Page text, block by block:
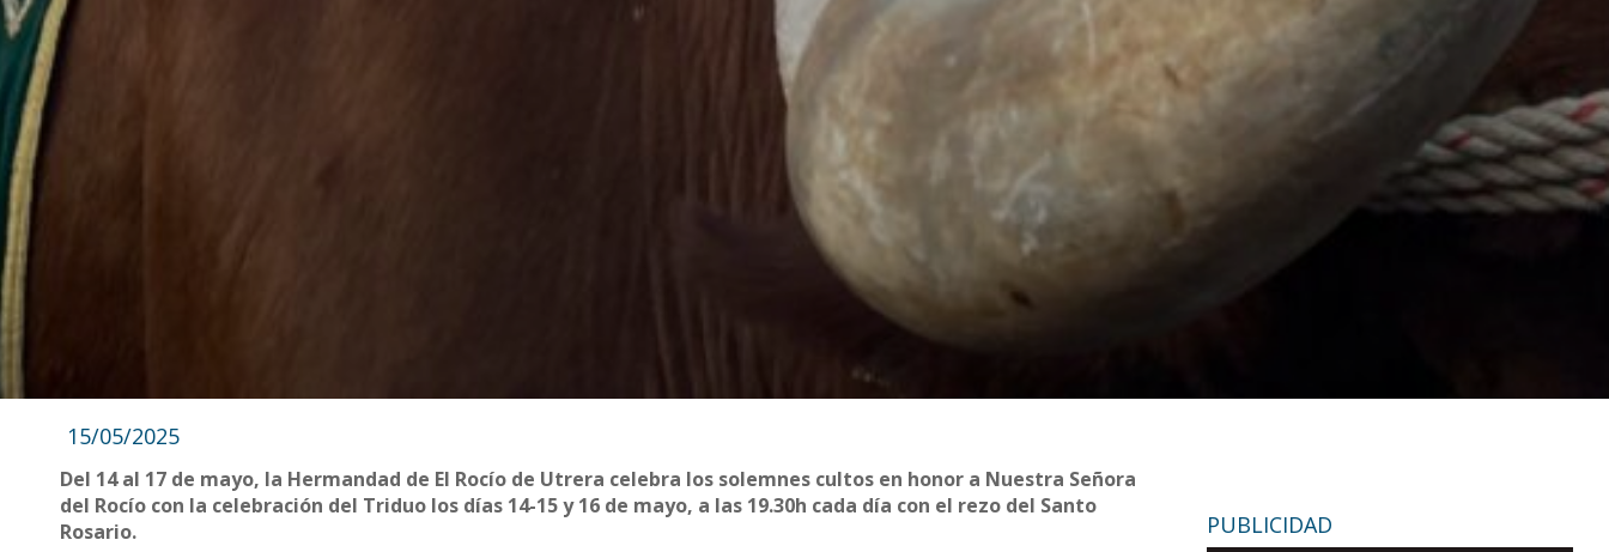
15/05/2025
Del 14 al 17 de mayo, la Hermandad de El Rocío de Utrera celebra los solemnes cultos en honor a Nuestra Señora
del Rocío con la celebración del Triduo los días 14-15 y 16 de mayo, a las 19.30h cada día con el rezo del Santo
Rosario.
PUBLICIDAD